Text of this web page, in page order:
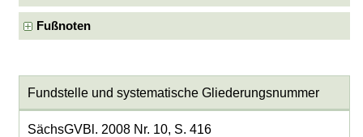
Fußnoten
Fundstelle und systematische Gliederungsnummer
SächsGVBl. 2008 Nr. 10, S. 416